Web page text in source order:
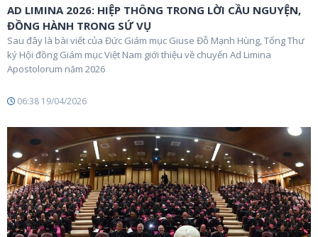
AD LIMINA 2026: HIỆP THÔNG TRONG LỜI CẦU NGUYỆN,
ĐỒNG HÀNH TRONG SỨ VỤ
Sau đây là bài viết của Đức Giám mục Giuse Đỗ Mạnh Hùng, Tổng Thư
ký Hội đồng Giám mục Việt Nam giới thiệu về chuyến Ad Limina
Apostolorum năm 2026
06:38 19/04/2026